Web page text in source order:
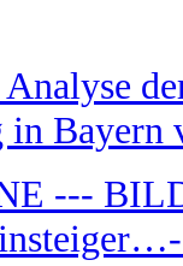
Bayern
---